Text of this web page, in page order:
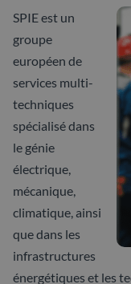
SPIE est un
groupe
européen de
services multi-
techniques
spécialisé dans
le génie
électrique,
mécanique,
climatique, ainsi
que dans les
infrastructures
énergétiques et les